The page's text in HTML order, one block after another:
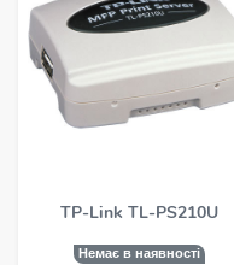
TP-Link TL-PS210U
Немає в наявності